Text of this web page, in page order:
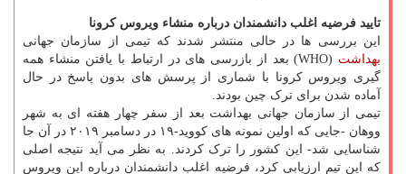
تایید فرضیه اغلب دانشمندان درباره منشاء ویروس کرونا
این بررسی ها در حالی منتشر شدند که تیمی از سازمان جهانی
بهداشت
(WHO) بعد از بازرسی های در ارتباط با یافتن منشاء همه
گیری ویروس کرونا با شماری از پرسش های بدون پاسخ در حال
آماده شدن برای ترک چین بودند.
تیمی از سازمان جهانی بهداشت بعد از سفر چهار هفته ای به شهر
ووهان -جایی که اولین نمونه های کووید-۱۹ در دسامبر ۲۰۱۹ در آن جا
شناسایی شد- این کشور را ترک کردند. به نظر می آید نتیجه اصلی
که این تیم ارزیابی کرد، فرضیه اغلب دانشمندان درباره این ویروس